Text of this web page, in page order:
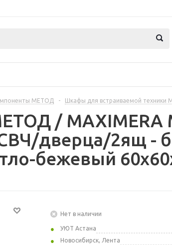
МЕТОД - Шкафы для встраиваемой техники
/
дверца/2ящ -
бежевый
Нет в наличии
УЮТ Астана
Новосибирск, Лента